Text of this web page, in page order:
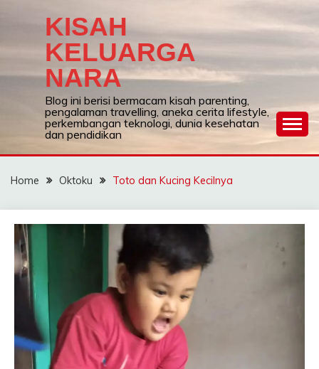
KISAH
KELUARGA
NARA
Blog ini berisi bermacam kisah parenting,
pengalaman travelling, aneka cerita lifestyle,
perkembangan teknologi, dunia kesehatan
dan pendidikan
Home Oktoku Toto dan Kucing Kecilnya